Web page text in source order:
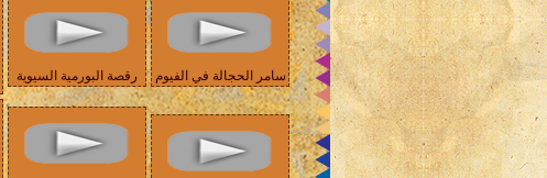
سامر الحجالة في الفيوم رقصة البورمية السيوية